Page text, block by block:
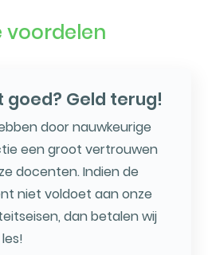
voordelen
goed? Geld terug!
door nauwkeurige
een groot vertrouwen
docenten. Indien de
niet voldoet aan onze
dan betalen wij